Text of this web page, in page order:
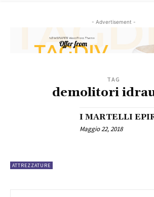
- Advertisement -
TAG
demolitori
ATTREZZATURE
I MARTELLI
Maggio 22, 2018